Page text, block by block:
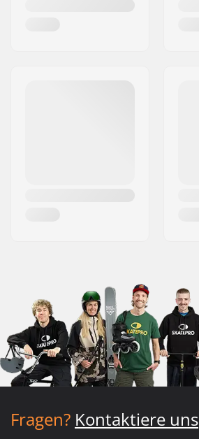
Fragen? Kontaktiere uns